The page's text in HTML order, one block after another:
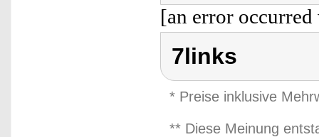
[an error
7links
* Preise inklusive
** Diese Meinung